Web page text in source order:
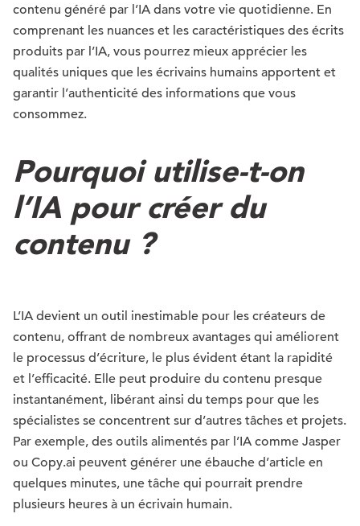
contenu généré par l’IA dans votre vie quotidienne. En
comprenant les nuances et les caractéristiques des écrits
produits par l’IA, vous pourrez mieux apprécier les
qualités uniques que les écrivains humains apportent et
garantir l’authenticité des informations que vous
consommez.
Pourquoi utilise-t-on
l’IA pour créer du
contenu ?
L’IA devient un outil inestimable pour les créateurs de
contenu, offrant de nombreux avantages qui améliorent
le processus d’écriture, le plus évident étant la rapidité
et l’efficacité. Elle peut produire du contenu presque
instantanément, libérant ainsi du temps pour que les
spécialistes se concentrent sur d’autres tâches et projets.
Par exemple, des outils alimentés par l’IA comme Jasper
ou Copy.ai peuvent générer une ébauche d’article en
quelques minutes, une tâche qui pourrait prendre
plusieurs heures à un écrivain humain.